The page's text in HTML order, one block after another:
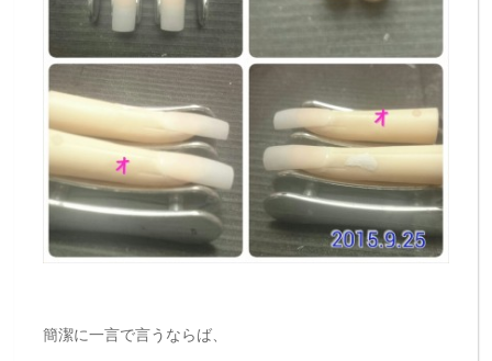
簡潔に一言で言うならば、